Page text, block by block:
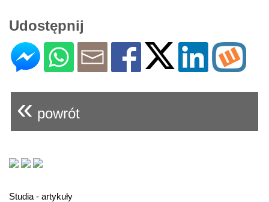
Udostępnij
« powrót
Studia - artykuły